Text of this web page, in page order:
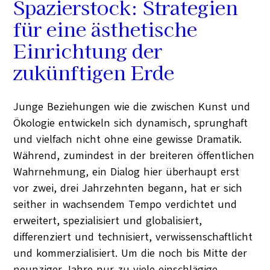
Spazierstock: Strategien
für eine ästhetische
Einrichtung der
zukünftigen Erde
Junge Beziehungen wie die zwischen Kunst und
Ökologie entwickeln sich dynamisch, sprunghaft
und vielfach nicht ohne eine gewisse Dramatik.
Während, zumindest in der breiteren öffentlichen
Wahrnehmung, ein Dialog hier überhaupt erst
vor zwei, drei Jahrzehnten begann, hat er sich
seither in wachsendem Tempo verdichtet und
erweitert, spezialisiert und globalisiert,
differenziert und technisiert, verwissenschaftlicht
und kommerzialisiert. Um die noch bis Mitte der